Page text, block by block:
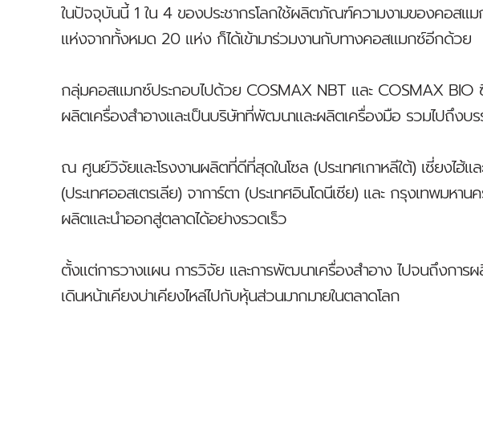
ในปัจจุบันนี้ 1 ใน 4 ของประชากรโลกใช้ผลิตภัณฑ์ความงามของคอส
แห่งจากทั้งหมด 20 แห่ง ก็ได้เข้ามาร่วมงานกับทางคอสแมกซ์อีกด้วย
กลุ่มคอสแมกซ์ประกอบไปด้วย COSMAX NBT และ COSMAX BIO
ผลิตเครื่องสำอางและเป็นบริษัทที่พัฒนาและผลิตเครื่องมือ รวมไปถึง
ณ ศูนย์วิจัยและโรงงานผลิตที่ดีที่สุดในโซล (ประเทศเกาหลีใต้) เซี่ยงไ
(ประเทศออสเตรเลีย) จาการ์ตา (ประเทศอินโดนีเซีย) และ กรุงเท
ผลิตและนำออกสู่ตลาดได้อย่างรวดเร็ว
ตั้งแต่การวางแผน การวิจัย และการพัฒนาเครื่องสำอาง ไปจนถึงกา
เดินหน้าเคียงบ่าเคียงไหล่ไปกับหุ้นส่วนมากมายในตลาดโลก